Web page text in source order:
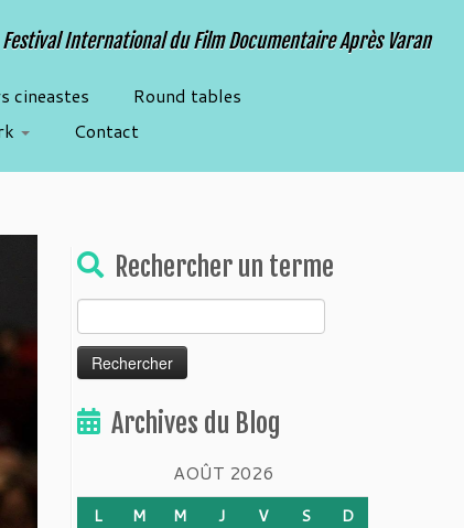
Festival International du Film Documentaire Après Varan
cineastes
Round tables
Contact
Rechercher un terme
Archives du Blog
AOÛT 2026
L M M J V S
D